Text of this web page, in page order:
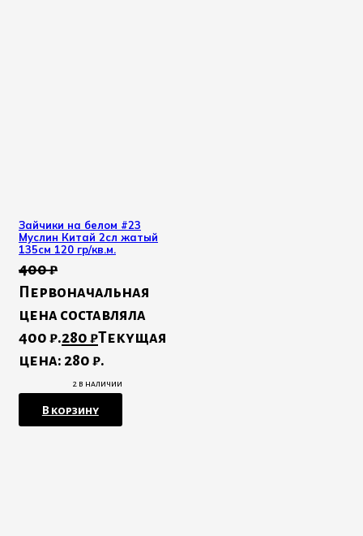
Зайчики на белом #23
Муслин Китай 2сл жатый
135см 120 гр/кв.м.
400₽
Первоначальная
цена составляла
400 ₽.280₽Текущая
цена: 280 ₽.
2 в наличии
В корзину